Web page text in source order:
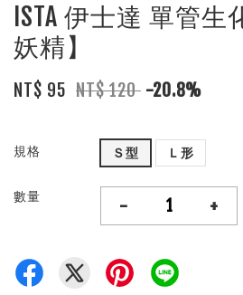
ISTA 伊士達 單管
妖精】
NT$ 95 NT$ 120 -20.8%
規格 Ｓ型 Ｌ形
數量 - +